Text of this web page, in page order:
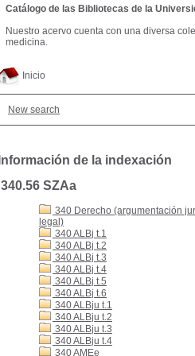
Inicio
New search
Información de la indexación
340.56 SZAa
340 Derecho (argumentación
legal)
340 ALBj t.1
340 ALBj t.2
340 ALBj t.3
340 ALBj t.4
340 ALBj t.5
340 ALBj t.6
340 ALBju t.1
340 ALBju t.2
340 ALBju t.3
340 ALBju t.4
340 AMEe
Catálogo de las Bibliotecas de la
Nuestro acervo cuenta con una diversa
medicina.